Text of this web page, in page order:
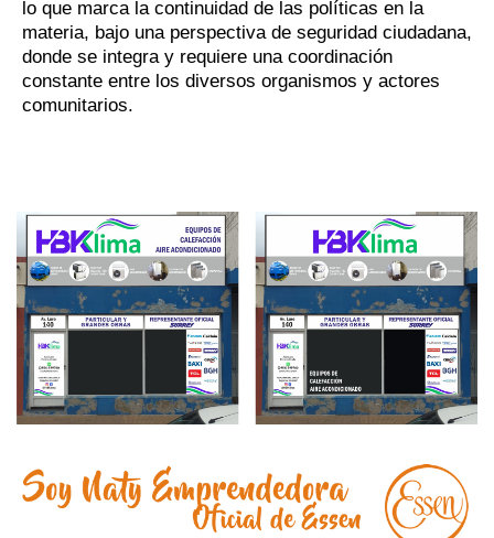
lo que marca la continuidad de las políticas en la
materia, bajo una perspectiva de seguridad ciudadana,
donde se integra y requiere una coordinación
constante entre los diversos organismos y actores
comunitarios.